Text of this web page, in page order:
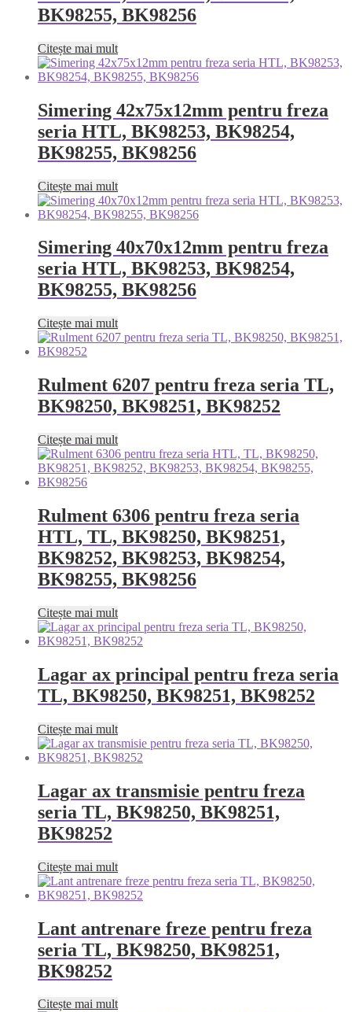
BK98255, BK98256
Citește mai mult
Simering 42x75x12mm pentru freza
seria HTL, BK98253, BK98254,
BK98255, BK98256
Citește mai mult
Simering 40x70x12mm pentru freza
seria HTL, BK98253, BK98254,
BK98255, BK98256
Citește mai mult
Rulment 6207 pentru freza seria TL,
BK98250, BK98251, BK98252
Citește mai mult
Rulment 6306 pentru freza seria
HTL, TL, BK98250, BK98251,
BK98252, BK98253, BK98254,
BK98255, BK98256
Citește mai mult
Lagar ax principal pentru freza seria
TL, BK98250, BK98251, BK98252
Citește mai mult
Lagar ax transmisie pentru freza
seria TL, BK98250, BK98251,
BK98252
Citește mai mult
Lant antrenare freze pentru freza
seria TL, BK98250, BK98251,
BK98252
Citește mai mult